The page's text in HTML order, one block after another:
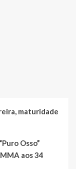
maturidade
Osso”
aos 34